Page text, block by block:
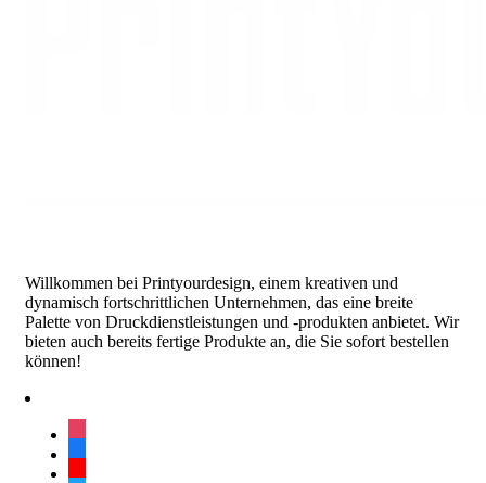
Willkommen bei Printyourdesign, einem kreativen und
dynamisch fortschrittlichen Unternehmen, das eine breite
Palette von Druckdienstleistungen und -produkten anbietet. Wir
bieten auch bereits fertige Produkte an, die Sie sofort bestellen
können!